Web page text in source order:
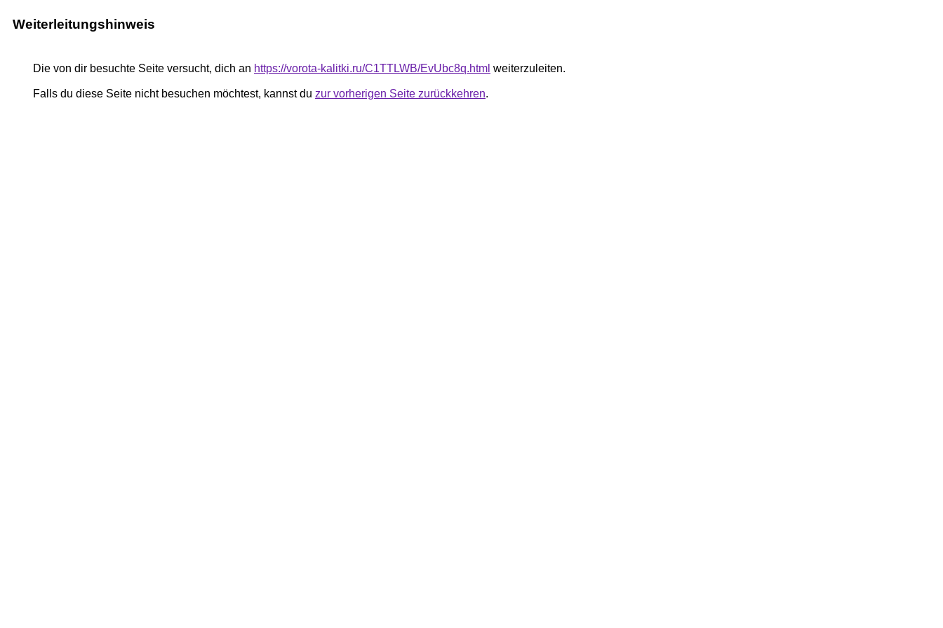
Weiterleitungshinweis
Die von dir besuchte Seite versucht, dich an https://vorota-kalitki.ru/C1TTLWB/EvUbc8q.html weiterzuleiten.
Falls du diese Seite nicht besuchen möchtest, kannst du zur vorherigen Seite zurückkehren.